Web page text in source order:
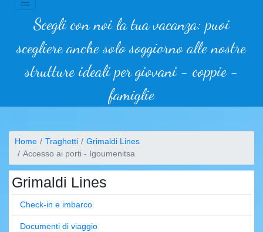
Scegli con noi la tua vacanza: puoi
scegliere anche solo soggiorno alle nostre
strutture ideali per giovani - coppie -
famiglie
Home Traghetti
Grimaldi Lines
Accesso ai porti - Igoumenitsa
Grimaldi Lines
Check-in e imbarco
Documenti di viaggio